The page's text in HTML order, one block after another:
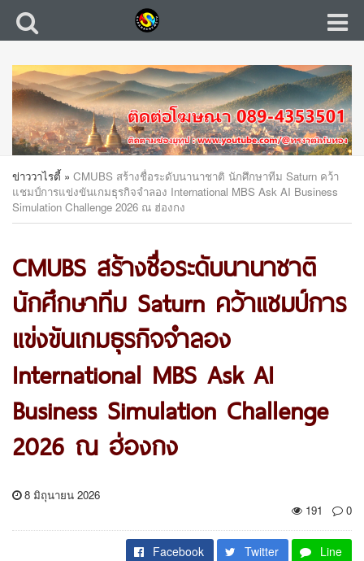
ข่าววาไรตี้ » CMUBS สร้างชื่อระดับนานาชาติ นักศึกษาทีม Saturn คว้า
แชมป์การแข่งขันเกมธุรกิจจำลอง International MBS Ask AI Business
Simulation Challenge 2026 ณ ฮ่องกง
CMUBS สร้างชื่อระดับนานาชาติ
นักศึกษาทีม Saturn คว้าแชมป์การ
แข่งขันเกมธุรกิจจำลอง
International MBS Ask AI
Business Simulation Challenge
2026 ณ ฮ่องกง
8 มิถุนายน 2026
191
0
Facebook Twitter Line